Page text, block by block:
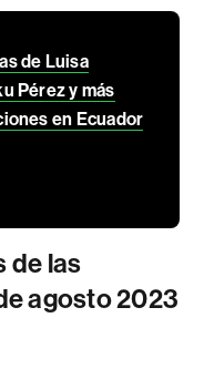
de Luisa
Pérez y más
en Ecuador
de las
agosto 2023